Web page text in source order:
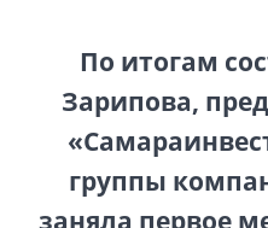
По итогам
Зарипова,
группы
заняла первое